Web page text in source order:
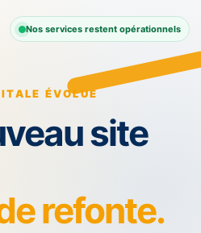
Nos services restent opérationnels
ÉVOLUE
site
refonte.